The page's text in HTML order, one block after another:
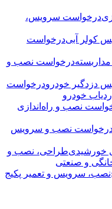
درخواست سرویس،
درخواست
درخواست نصب و
درخواست
خودرو
نصب و راه‌اندازی
نصب و سرویس
طراحی، نصب و
و صنعتی
نصب، سرویس و تعمیر پکیج